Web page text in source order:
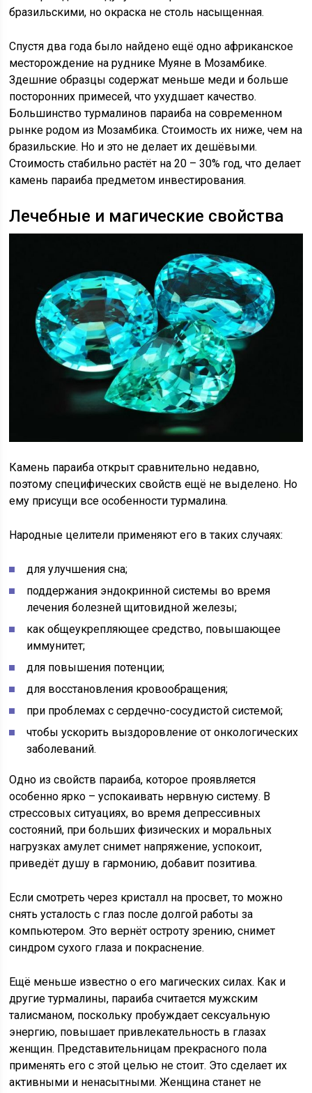
бразильскими, но окраска не столь насыщенная.
Спустя два года было найдено ещё одно африканское
месторождение на руднике Муяне в Мозамбике.
Здешние образцы содержат меньше меди и больше
посторонних примесей, что ухудшает качество.
Большинство турмалинов параиба на современном
рынке родом из Мозамбика. Стоимость их ниже, чем на
бразильские. Но и это не делает их дешёвыми.
Стоимость стабильно растёт на 20 – 30% год, что делает
камень параиба предметом инвестирования.
Лечебные и магические свойства
Камень параиба открыт сравнительно недавно,
поэтому специфических свойств ещё не выделено. Но
ему присущи все особенности турмалина.
Народные целители применяют его в таких случаях:
для улучшения сна;
поддержания эндокринной системы во время
лечения болезней щитовидной железы;
как общеукрепляющее средство, повышающее
иммунитет;
для повышения потенции;
для восстановления кровообращения;
при проблемах с сердечно-сосудистой системой;
чтобы ускорить выздоровление от онкологических
заболеваний.
Одно из свойств параиба, которое проявляется
особенно ярко – успокаивать нервную систему. В
стрессовых ситуациях, во время депрессивных
состояний, при больших физических и моральных
нагрузках амулет снимет напряжение, успокоит,
приведёт душу в гармонию, добавит позитива.
Если смотреть через кристалл на просвет, то можно
снять усталость с глаз после долгой работы за
компьютером. Это вернёт остроту зрению, снимет
синдром сухого глаза и покраснение.
Ещё меньше известно о его магических силах. Как и
другие турмалины, параиба считается мужским
талисманом, поскольку пробуждает сексуальную
энергию, повышает привлекательность в глазах
женщин. Представительницам прекрасного пола
применять его с этой целью не стоит. Это сделает их
активными и ненасытными. Женщина станет не